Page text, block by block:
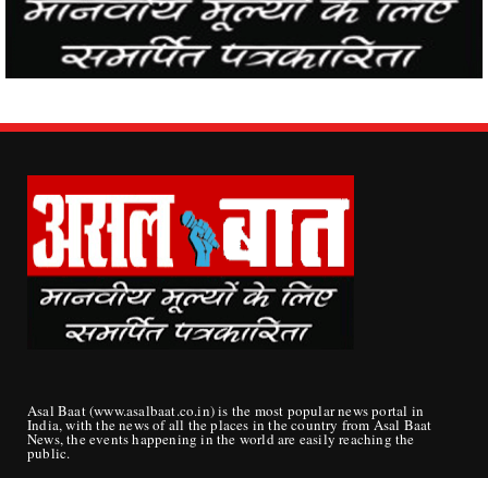
Asal Baat (www.asalbaat.co.in) is the most popular news portal in
ABOUT US